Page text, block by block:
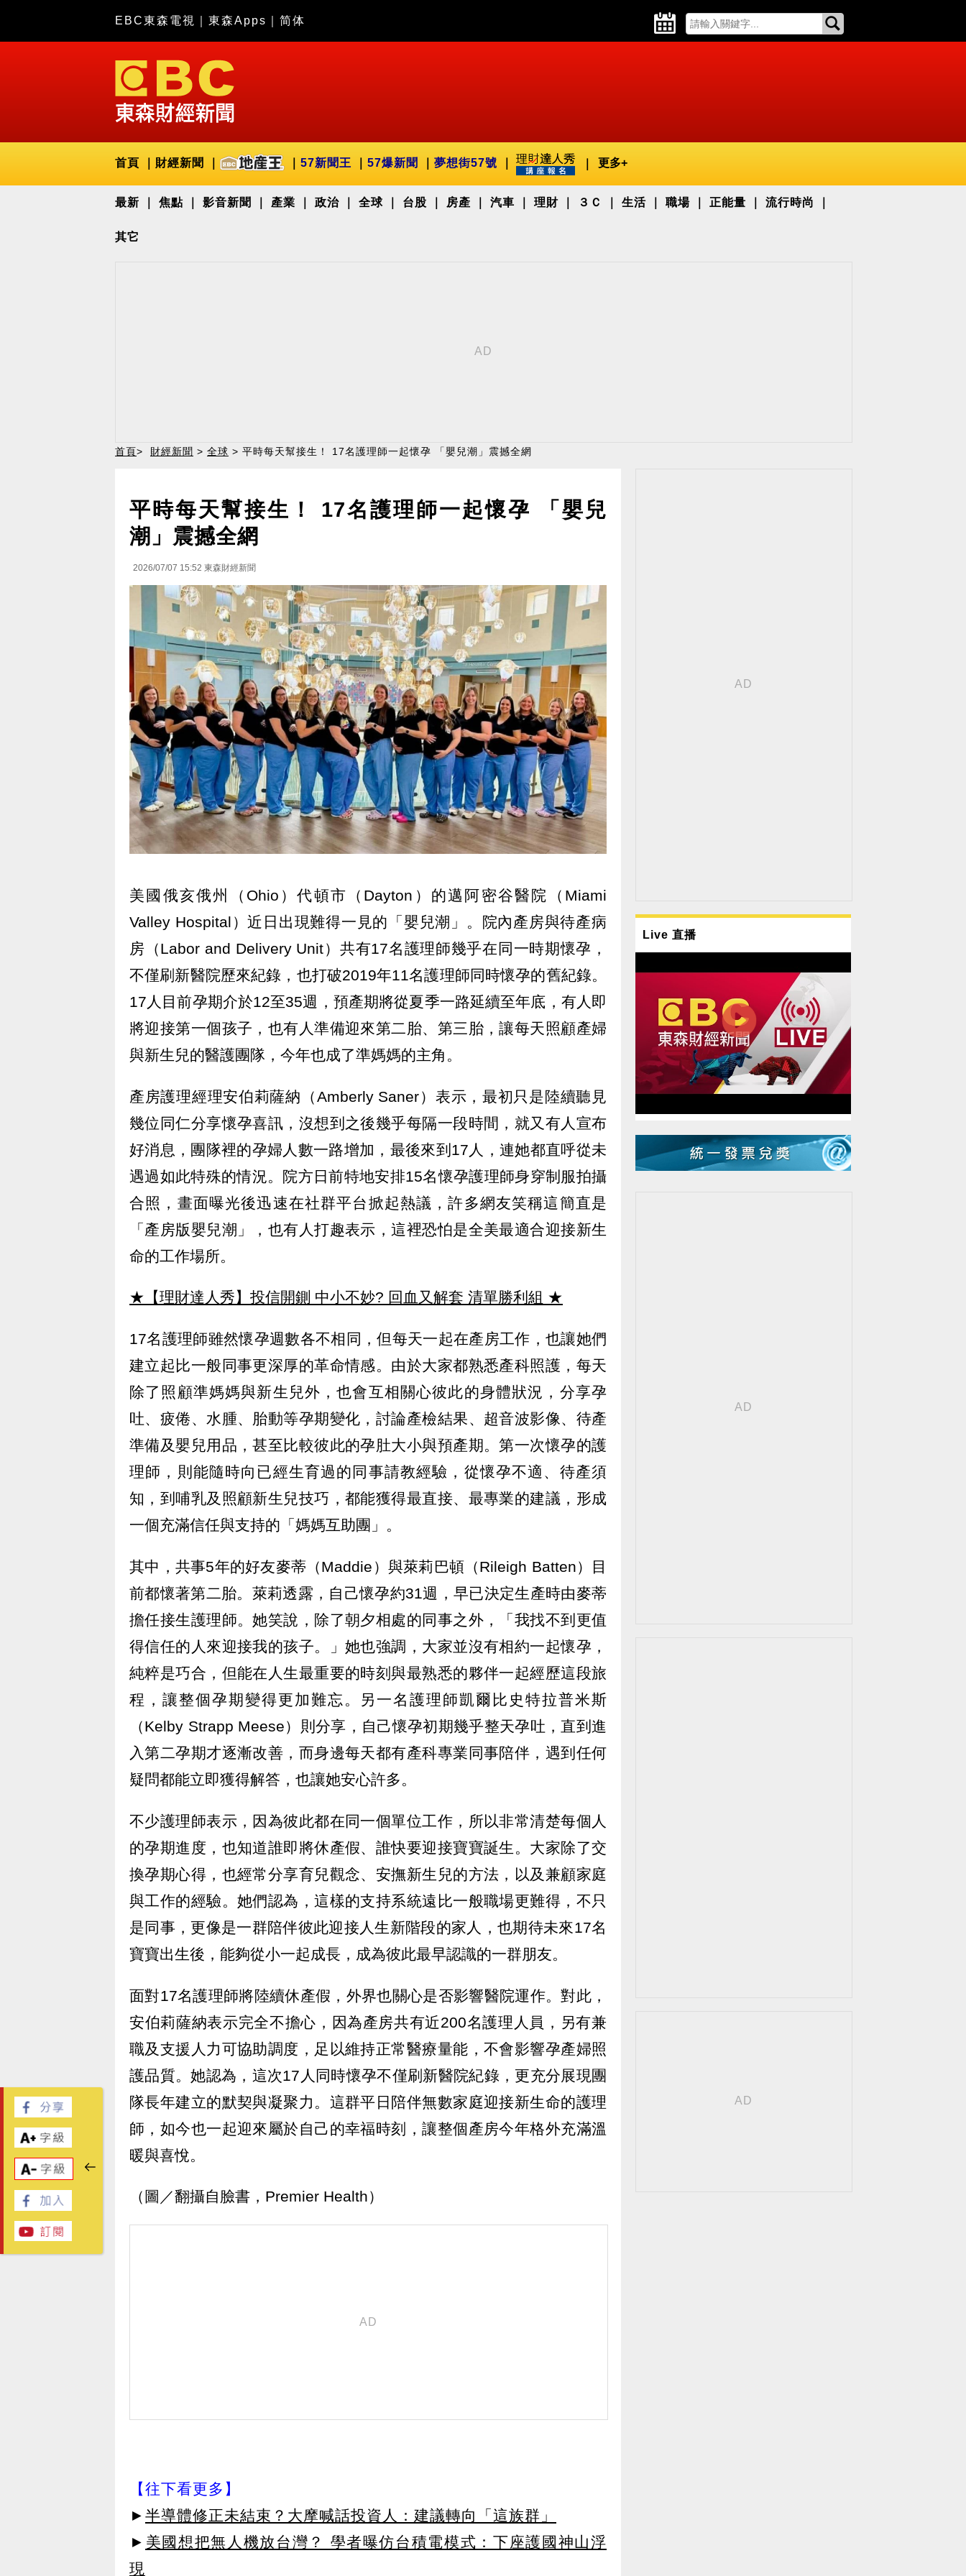
EBC東森電視 東森Apps 简体
首頁 財經新聞 57新聞王 57爆新聞 夢想街57號 更多+
最新 焦點 影音新聞 產業 政治 全球 台股 房產 汽車 理財 ３Ｃ 生活 職場 正能量 流行時尚
其它
首頁> 財經新聞 > 全球 > 平時每天幫接生！ 17名護理師一起懷孕 「嬰兒潮」震撼全網
平時每天幫接生！ 17名護理師一起懷孕 「嬰兒
潮」震撼全網
2026/07/07 15:52 東森財經新聞
美國俄亥俄州（Ohio）代頓市（Dayton）的邁阿密谷醫院（Miami
Valley Hospital）近日出現難得一見的「嬰兒潮」。院內產房與待產病
房（Labor and Delivery Unit）共有17名護理師幾乎在同一時期懷孕，
不僅刷新醫院歷來紀錄，也打破2019年11名護理師同時懷孕的舊紀錄。
17人目前孕期介於12至35週，預產期將從夏季一路延續至年底，有人即
將迎接第一個孩子，也有人準備迎來第二胎、第三胎，讓每天照顧產婦
與新生兒的醫護團隊，今年也成了準媽媽的主角。
產房護理經理安伯莉薩納（Amberly Saner）表示，最初只是陸續聽見
幾位同仁分享懷孕喜訊，沒想到之後幾乎每隔一段時間，就又有人宣布
好消息，團隊裡的孕婦人數一路增加，最後來到17人，連她都直呼從未
遇過如此特殊的情況。院方日前特地安排15名懷孕護理師身穿制服拍攝
合照，畫面曝光後迅速在社群平台掀起熱議，許多網友笑稱這簡直是
「產房版嬰兒潮」，也有人打趣表示，這裡恐怕是全美最適合迎接新生
命的工作場所。
★【理財達人秀】投信開鍘 中小不妙? 回血又解套 清單勝利組 ★
17名護理師雖然懷孕週數各不相同，但每天一起在產房工作，也讓她們
建立起比一般同事更深厚的革命情感。由於大家都熟悉產科照護，每天
除了照顧準媽媽與新生兒外，也會互相關心彼此的身體狀況，分享孕
吐、疲倦、水腫、胎動等孕期變化，討論產檢結果、超音波影像、待產
準備及嬰兒用品，甚至比較彼此的孕肚大小與預產期。第一次懷孕的護
理師，則能隨時向已經生育過的同事請教經驗，從懷孕不適、待產須
知，到哺乳及照顧新生兒技巧，都能獲得最直接、最專業的建議，形成
一個充滿信任與支持的「媽媽互助團」。
其中，共事5年的好友麥蒂（Maddie）與萊莉巴頓（Rileigh Batten）目
前都懷著第二胎。萊莉透露，自己懷孕約31週，早已決定生產時由麥蒂
擔任接生護理師。她笑說，除了朝夕相處的同事之外，「我找不到更值
得信任的人來迎接我的孩子。」她也強調，大家並沒有相約一起懷孕，
純粹是巧合，但能在人生最重要的時刻與最熟悉的夥伴一起經歷這段旅
程，讓整個孕期變得更加難忘。另一名護理師凱爾比史特拉普米斯
（Kelby Strapp Meese）則分享，自己懷孕初期幾乎整天孕吐，直到進
入第二孕期才逐漸改善，而身邊每天都有產科專業同事陪伴，遇到任何
疑問都能立即獲得解答，也讓她安心許多。
不少護理師表示，因為彼此都在同一個單位工作，所以非常清楚每個人
的孕期進度，也知道誰即將休產假、誰快要迎接寶寶誕生。大家除了交
換孕期心得，也經常分享育兒觀念、安撫新生兒的方法，以及兼顧家庭
與工作的經驗。她們認為，這樣的支持系統遠比一般職場更難得，不只
是同事，更像是一群陪伴彼此迎接人生新階段的家人，也期待未來17名
寶寶出生後，能夠從小一起成長，成為彼此最早認識的一群朋友。
面對17名護理師將陸續休產假，外界也關心是否影響醫院運作。對此，
安伯莉薩納表示完全不擔心，因為產房共有近200名護理人員，另有兼
職及支援人力可協助調度，足以維持正常醫療量能，不會影響孕產婦照
護品質。她認為，這次17人同時懷孕不僅刷新醫院紀錄，更充分展現團
隊長年建立的默契與凝聚力。這群平日陪伴無數家庭迎接新生命的護理
師，如今也一起迎來屬於自己的幸福時刻，讓整個產房今年格外充滿溫
暖與喜悅。
（圖／翻攝自臉書，Premier Health）
【往下看更多】
► 半導體修正未結束？大摩喊話投資人：建議轉向「這族群」
► 美國想把無人機放台灣？ 學者曝仿台積電模式：下座護國神山浮
現
Live 直播